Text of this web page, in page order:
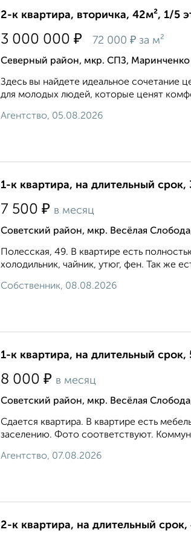
2-к квартира, вторичка, 42м², 1/5
3 000 000 ₽ 72 000 ₽ за м²
Северный район, мкр. СПЗ, Маринченко
Здесь вы найдете идеальное сочетание
для молодых людей, которые ценят
Агентство, 05.08.2026
1-к квартира, на длительный
7 500 ₽ в месяц
Советский район, мкр. Весёлая
Полесская, 49. В квартире есть
холодильник, чайник, утюг, фен. Так же
Собственник, 08.08.2026
1-к квартира, на длительный
8 000 ₽ в месяц
Советский район, мкр. Весёлая
Сдается квартира. В квартире есть
заселению. Фото соответствуют.
Агентство, 07.08.2026
2-к квартира, на длительный